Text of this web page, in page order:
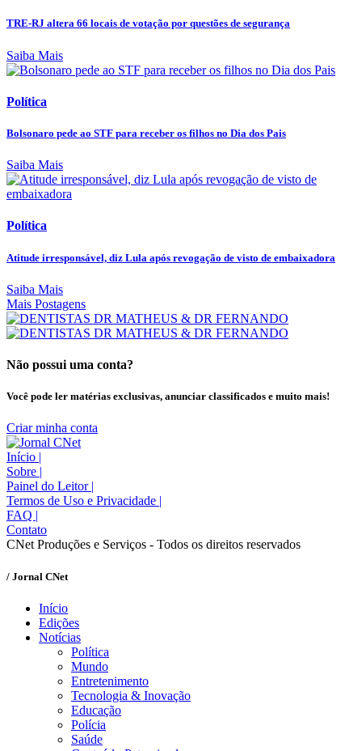
TRE-RJ altera 66 locais de votação por questões de segurança
Saiba Mais
Política
Bolsonaro pede ao STF para receber os filhos no Dia dos Pais
Saiba Mais
Política
Atitude irresponsável, diz Lula após revogação de visto de embaixadora
Saiba Mais
Mais Postagens
Não possui uma conta?
Você pode ler matérias exclusivas, anunciar classificados e muito mais!
Criar minha conta
Início |
Sobre |
Painel do Leitor |
Termos de Uso e Privacidade |
FAQ |
Contato
CNet Produções e Serviços - Todos os direitos reservados
/ Jornal CNet
Início
Edições
Notícias
Política
Mundo
Entretenimento
Tecnologia & Inovação
Educação
Polícia
Saúde